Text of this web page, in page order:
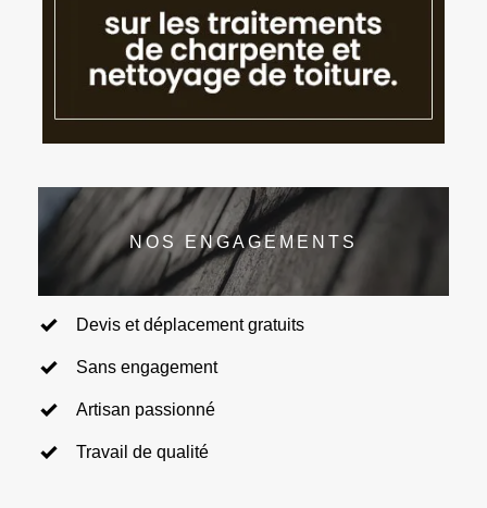
NOS ENGAGEMENTS
Devis et déplacement gratuits
Sans engagement
Artisan passionné
Travail de qualité